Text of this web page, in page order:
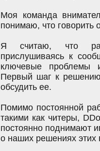
Моя команда
понимаю, что говорить
Я считаю, что
прислушиваясь к
ключевые проблемы
Первый шаг к
обсудить ее.
Помимо постоянной
такими как читеры,
постоянно поднимают
о наших решениях этих